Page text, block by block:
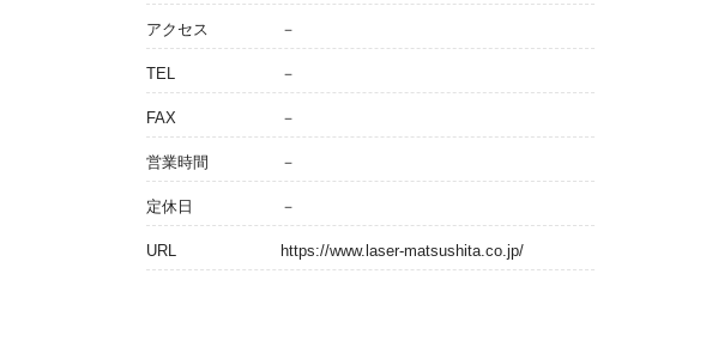
アクセス －
TEL －
FAX －
営業時間 －
定休日 －
URL https://www.laser-matsushita.co.jp/